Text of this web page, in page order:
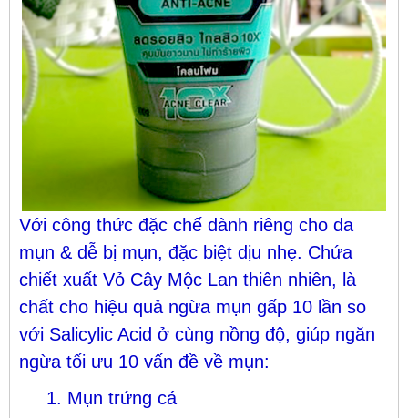
Với công thức đặc chế dành riêng cho da
mụn & dễ bị mụn, đặc biệt dịu nhẹ. Chứa
chiết xuất Vỏ Cây Mộc Lan thiên nhiên, là
chất cho hiệu quả ngừa mụn gấp 10 lần so
với Salicylic Acid ở cùng nồng độ, giúp ngăn
ngừa tối ưu 10 vấn đề về mụn:
1. Mụn trứng cá